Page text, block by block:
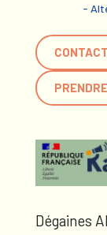
-
Dégaines